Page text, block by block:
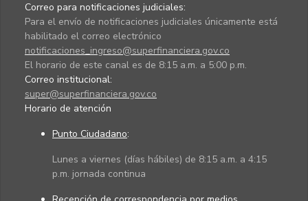
Correo para notificaciones judiciales:
Para el envío de notificaciones judiciales únicamente está
habilitado el correo electrónico
notificaciones_ingreso@superfinanciera.gov.co
El horario de este canal es de 8:15 a.m. a 5:00 p.m.
Correo institucional:
super@superfinanciera.gov.co
Horario de atención
Punto Ciudadano:
Lunes a viernes (días hábiles) de 8:15 a.m. a 4:15
p.m. jornada continua